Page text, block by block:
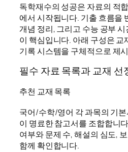
독학재수의 성공은 자료의 적
에서 시작됩니다. 기출 흐름을
개념 정리, 그리고 수능 공부
이 핵심입니다. 아래 구성은 교
기록 시스템을 구체적으로 제
필수 자료 목록과 교재 선
추천 교재 목록
국어/수학/영어 각 과목의 기
이 명료한 참고서를 조합합니
여부와 문제 수, 해설의 심도,
함께 확인합니다.